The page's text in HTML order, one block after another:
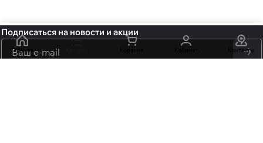
Главная Контакты
Подписаться на новости и акции
конфиденциальности
обработку персональных данных